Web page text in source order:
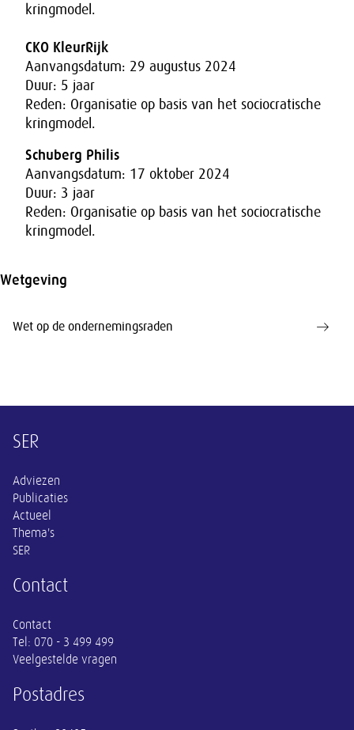
kringmodel.
CKO KleurRijk
Aanvangsdatum: 29 augustus 2024
Duur: 5 jaar
Reden: Organisatie op basis van het sociocratische
kringmodel.
Schuberg Philis
Aanvangsdatum: 17 oktober 2024
Duur: 3 jaar
Reden: Organisatie op basis van het sociocratische
kringmodel.
Wetgeving
Wet op de ondernemingsraden
Overige informatie
SER
Adviezen
Publicaties
Actueel
Thema's
SER
Contact
Contact
Tel: 070 - 3 499 499
Veelgestelde vragen
Postadres